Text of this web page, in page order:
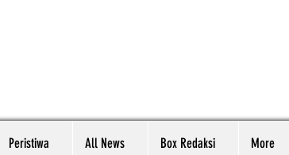
Peristiwa All News Box Redaksi More